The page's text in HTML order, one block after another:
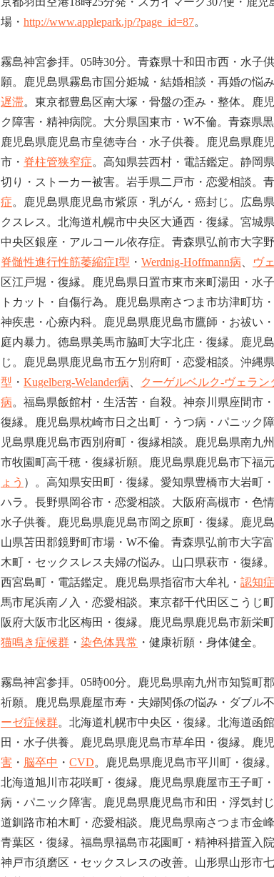
場・ http://www.applepark.jp/?page_id=87。
霧島神宮参拝。05時30分。 青森県十和田市西 ・水子
願。鹿児島県霧島市国分姫城・結婚相談・再婚の悩
遅滞。東京都豊島区南大塚・骨盤の歪み・整体。鹿
ク障害・精神病院。大分県国東市・W不倫。 青森県
鹿児島県鹿児島市皇徳寺台・水子供養。鹿児島県鹿
市・ 脊柱管狭窄症。高知県芸西村・電話鑑定。静岡
切り・ストーカー被害。岩手県二戸市・恋愛相談。
症。鹿児島県鹿児島市紫原・乳がん・癌封じ。広島
クスレス。北海道札幌市中央区大通西・復縁。宮城
中央区銀座・アルコール依存症。 青森県弘前市大字
脊髄性進行性筋萎縮症I型 ・ Werdnig-Hoffmann病 ヴ
区江戸堀・復縁。鹿児島県日置市東市来町湯田・水
トカット・自傷行為。鹿児島県南さつま市坊津町坊
神疾患・心療内科。鹿児島県鹿児島市鷹師・お祓い・
庭内暴力。徳島県美馬市脇町大字北庄・復縁。鹿児
じ。鹿児島県鹿児島市五ケ別府町・恋愛相談。沖縄
型 ・ Kugelberg-Welander病 クーゲルベルク-ヴェラン
病。福島県飯館村・生活苦・自殺。神奈川県座間市
復縁。鹿児島県枕崎市日之出町・うつ病・パニック
児島県鹿児島市西別府町・復縁相談。鹿児島県南九
市牧園町高千穂・復縁祈願。鹿児島県鹿児島市下福元
ょう ）。高知県安田町・復縁。愛知県豊橋市大岩町
ハラ。長野県岡谷市・恋愛相談。大阪府高槻市・色
水子供養。鹿児島県鹿児島市岡之原町・復縁。鹿児
山県苫田郡鏡野町市場・W不倫。 青森県弘前市大字
木町・セックスレス夫婦の悩み。山口県萩市・復縁
西宮島町・電話鑑定。鹿児島県指宿市大牟礼・ 認知症
馬市尾浜南ノ入・恋愛相談。東京都千代田区こうじ
阪府大阪市北区梅田・復縁。鹿児島県鹿児島市新栄
猫鳴き症候群 ・ 染色体異常 ・健康祈願・身体健全。
霧島神宮参拝。05時00分。鹿児島県南九州市知覧町
祈願。鹿児島県鹿屋市寿・夫婦関係の悩み・ダブル
ーゼ症候群。北海道札幌市中央区・復縁。北海道函
田・水子供養。鹿児島県鹿児島市草牟田・復縁。鹿
害 ・ 脳卒中 ・ CVD。鹿児島県鹿児島市平川町・復縁
北海道旭川市花咲町・復縁。鹿児島県鹿屋市王子町
病・パニック障害。鹿児島県鹿児島市和田・浮気封
道釧路市柏木町・恋愛相談。鹿児島県南さつま市金
青葉区・復縁。福島県福島市花園町・精神科措置入
神戸市須磨区・セックスレスの改善。山形県山形市七